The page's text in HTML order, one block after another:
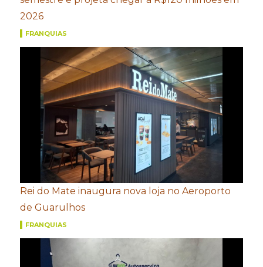
2026
FRANQUIAS
Rei do Mate inaugura nova loja no Aeroporto
de Guarulhos
FRANQUIAS